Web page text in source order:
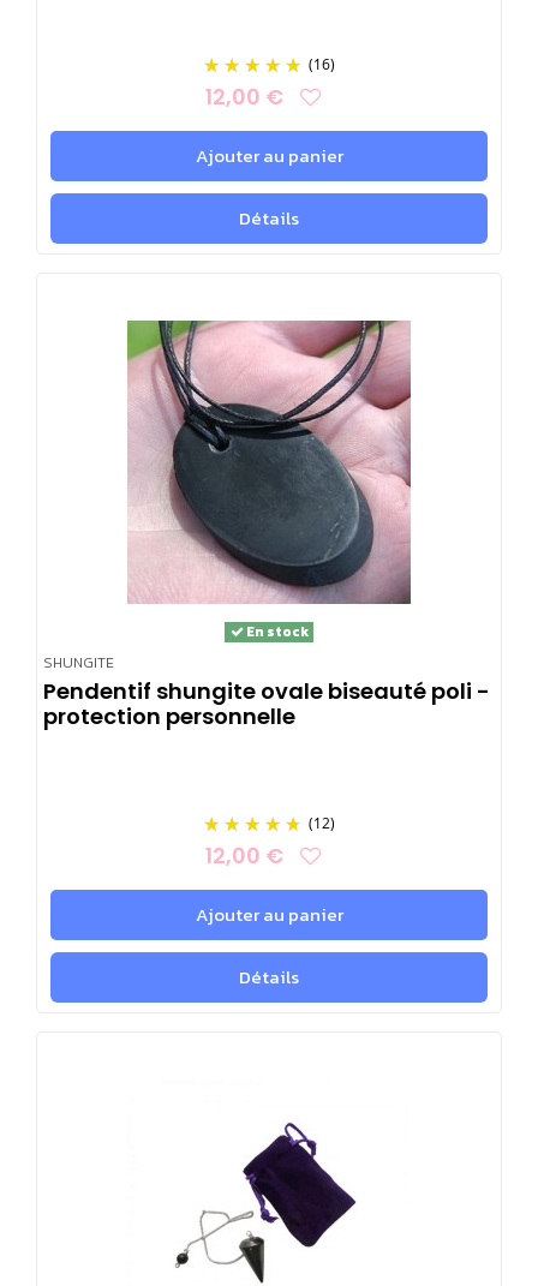
(16)
12,00 €
Ajouter au panier
Détails
SHUNGITE
En stock
Pendentif shungite ovale biseauté poli -
protection personnelle
(12)
12,00 €
Ajouter au panier
Détails